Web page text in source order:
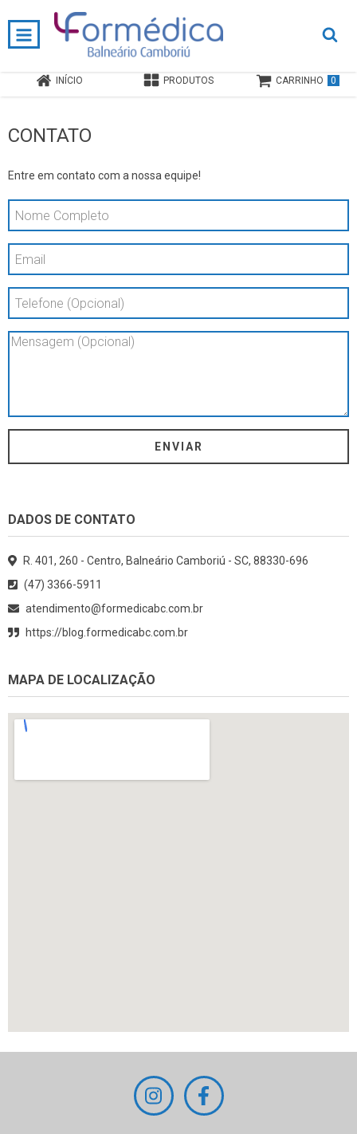
INÍCIO PRODUTOS CARRINHO 0
Tecnologia de ponta, precisão e qualidade!
CONTATO
Entre em contato com a nossa equipe!
DADOS DE CONTATO
R. 401, 260 - Centro, Balneário Camboriú - SC, 88330-696
(47) 3366-5911
atendimento@formedicabc.com.br
https://blog.formedicabc.com.br
MAPA DE LOCALIZAÇÃO